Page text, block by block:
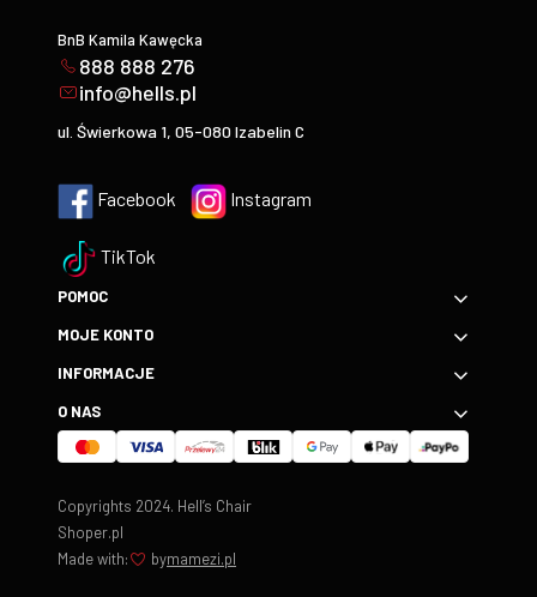
BnB Kamila Kawęcka
888 888 276
info@hells.pl
ul. Świerkowa 1, 05-080 Izabelin C
Facebook Instagram
TikTok
POMOC
MOJE KONTO
INFORMACJE
O NAS
Copyrights 2024. Hell’s Chair
Shoper.pl
Made with:
bymamezi.pl